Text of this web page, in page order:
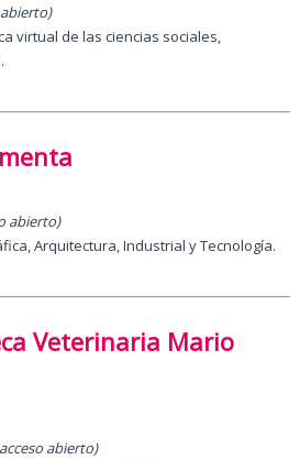
virtual de las ciencias sociales,
abierto)
Arquitectura, Industrial y Tecnología.
Veterinaria Mario
abierto)